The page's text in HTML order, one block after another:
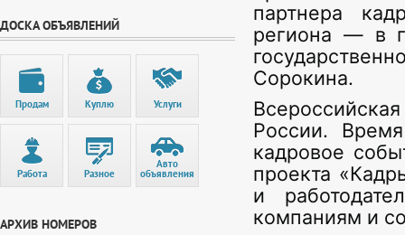
ДОСКА ОБЪЯВЛЕНИЙ
Продам Куплю Услуги
Работа Разное
Авто
объявления
АРХИВ НОМЕРОВ
партнера
региона — в
Сорокина.
России.
кадровое
проекта
и
компаниям и